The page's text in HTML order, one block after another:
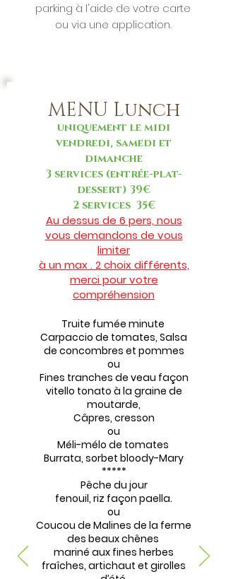
parking à l'aide de votre carte
ou via une application.
MENU Lunch
uniquement le midi
vendredi, samedi et
dimanche
3 services (entrée-plat-
dessert) 39€
2 services 35€
Au dessus de 6 pers, nous
vous demandons de vous
limiter
à un max . 2 choix différents,
merci pour votre
compréhension
Truite fumée minute
Carpaccio de tomates, Salsa
de concombres et pommes
ou
Fines tranches de veau façon
vitello tonato à la graine de
moutarde,
Câpres, cresson
ou
Méli-mélo de tomates
Burrata, sorbet bloody-Mary
*****
Pêche du jour
fenouil, riz façon paella.
ou
Coucou de Malines de la ferme
des beaux chênes
mariné aux fines herbes
fraîches, artichaut et girolles